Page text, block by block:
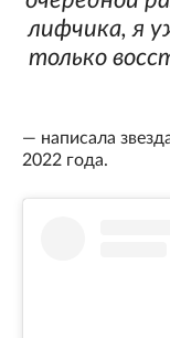
лифчика, я
только
— написала
2022 года.